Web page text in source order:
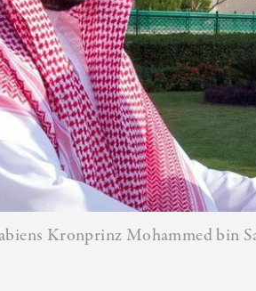
Kronprinz Mohammed bin